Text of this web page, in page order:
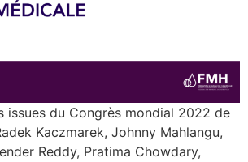
issues du Congrès mondial 2022 de
Kaczmarek, Johnny Mahlangu,
Reddy, Pratima Chowdary,